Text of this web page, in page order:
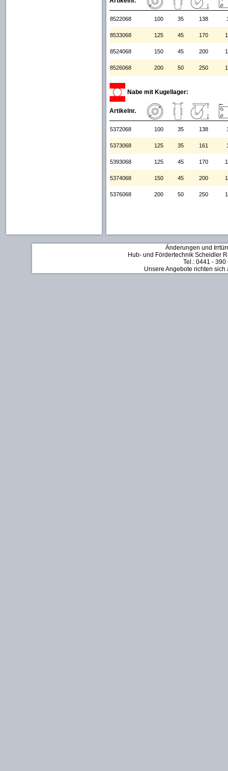
8522068 100 35 138
8533068 125 45 170
8524068 150 45 200
8526068 200 50 250
Nabe mit Kugellager:
Artikelnr.
5372068 100 35 138
5373068 125 35 161
5393068 125 45 170
5374068 150 45 200
5376068 200 50 250
Änderungen und
Hub- und Fördertechnik Scheidler
Tel.: 0441 -
Unsere Angebote richten